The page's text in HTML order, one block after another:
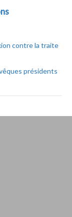
contre la traite
présidents